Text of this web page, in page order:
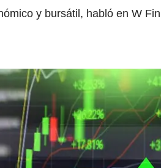
y bursátil, habló en W